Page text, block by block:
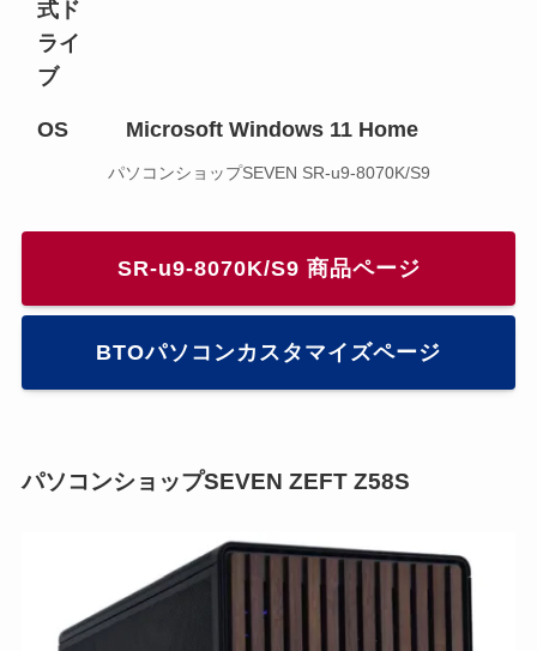
式ド
ライ
ブ
OS Microsoft Windows 11 Home
パソコンショップSEVEN SR-u9-8070K/S9
SR-u9-8070K/S9 商品ページ
BTOパソコンカスタマイズページ
パソコンショップSEVEN ZEFT Z58S